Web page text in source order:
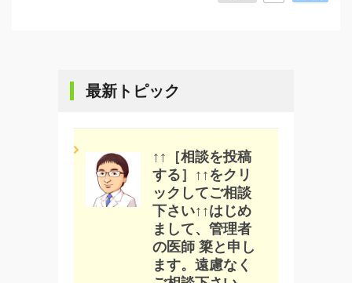
最新トピック
↑↑［相談を投稿
する］↑↑をクリ
ックしてご相談
下さい↑↑はじめ
まして、管理者
の医師 簗と申し
ます。遠慮なく